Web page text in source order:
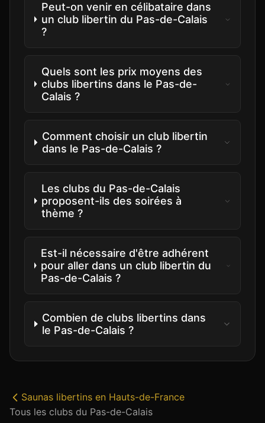
Peut-on venir en célibataire dans
un club libertin du Pas-de-Calais
?
Quels sont les prix moyens des
clubs libertins dans le Pas-de-
Calais ?
Comment choisir un club libertin
dans le Pas-de-Calais ?
Les clubs du Pas-de-Calais
proposent-ils des soirées à
thème ?
Est-il nécessaire d'être adhérent
pour aller dans un club libertin du
Pas-de-Calais ?
Combien de clubs libertins dans
le Pas-de-Calais ?
Saunas libertins en Hauts-de-France
Tous les clubs du Pas-de-Calais